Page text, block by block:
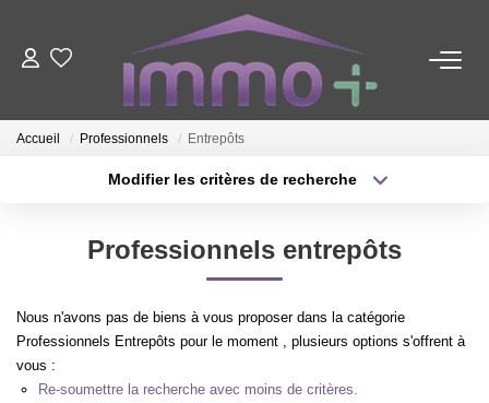
ACHETER
LOUER
FAIRE GÉRER
Accueil Professionnels Entrepôts
Modifier les critères de recherche
Type de bien
Budget max Plus de critères
Professionnels entrepôts
Nous n'avons pas de biens à vous proposer dans la catégorie
Professionnels Entrepôts pour le moment , plusieurs options s'offrent à
vous :
Re-soumettre la recherche avec moins de critères.